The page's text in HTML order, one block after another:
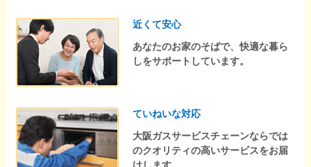
近くて安心
あなたのお家のそばで、快適な暮ら
しをサポートしています。
ていねいな対応
大阪ガスサービスチェーンならでは
のクオリティの高いサービスをお届